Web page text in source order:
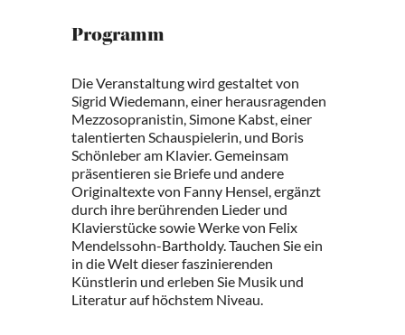
Programm
Die Veranstaltung wird gestaltet von
Sigrid Wiedemann, einer herausragenden
Mezzosopranistin, Simone Kabst, einer
talentierten Schauspielerin, und Boris
Schönleber am Klavier. Gemeinsam
präsentieren sie Briefe und andere
Originaltexte von Fanny Hensel, ergänzt
durch ihre berührenden Lieder und
Klavierstücke sowie Werke von Felix
Mendelssohn-Bartholdy. Tauchen Sie ein
in die Welt dieser faszinierenden
Künstlerin und erleben Sie Musik und
Literatur auf höchstem Niveau.